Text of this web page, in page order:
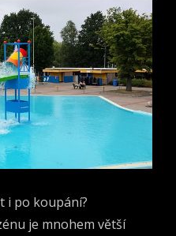
i po koupání?
je mnohem větší